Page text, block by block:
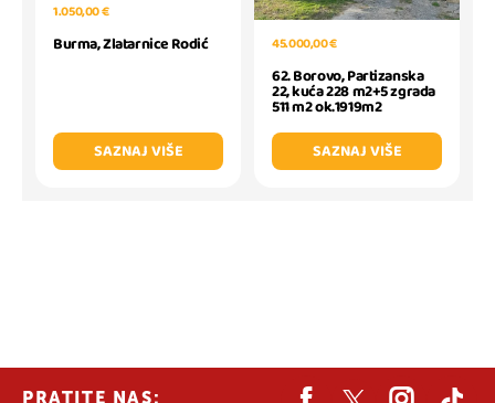
1.050,00 €
Burma, Zlatarnice Rodić
SAZNAJ VIŠE
45.000,00 €
62. Borovo, Partizanska
22, kuća 228 m2+5 zgrada
511 m2 ok.1919m2
SAZNAJ VIŠE